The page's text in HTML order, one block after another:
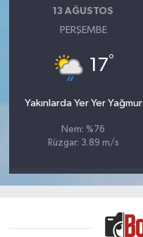
13 AĞUSTOS
PERŞEMBE
17°
Yakınlarda Yer Yer Yağmur
Nem: %76
Rüzgar: 3.89 m/s